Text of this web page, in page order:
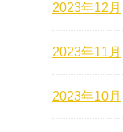
2023年12月
2023年11月
2023年10月